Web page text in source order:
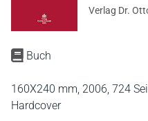
Buch
160X240 mm, 2006, 724
Hardcover
Verlag Dr.